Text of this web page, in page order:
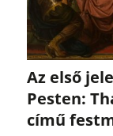
Az első
Pesten:
című